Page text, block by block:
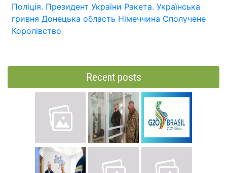
Поліція. Президент України Ракета. Українська
гривня Донецька область Німеччина Сполучене
Королівство
Recent posts